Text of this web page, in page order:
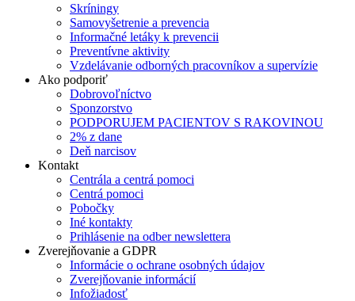
Skríningy
Samovyšetrenie a prevencia
Informačné letáky k prevencii
Preventívne aktivity
Vzdelávanie odborných pracovníkov a supervízie
Ako podporiť
Dobrovoľníctvo
Sponzorstvo
PODPORUJEM PACIENTOV S RAKOVINOU
2% z dane
Deň narcisov
Kontakt
Centrála a centrá pomoci
Centrá pomoci
Pobočky
Iné kontakty
Prihlásenie na odber newslettera
Zverejňovanie a GDPR
Informácie o ochrane osobných údajov
Zverejňovanie informácií
Infožiadosť